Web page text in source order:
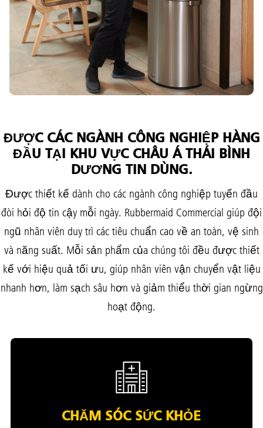
trường, với chất lượng bền lâu và thiết kế cổ điển,
hài hòa với thẩm mỹ của từng công trình.
ĐƯỢC CÁC NGÀNH CÔNG NGHIỆP HÀNG
ĐẦU TẠI KHU VỰC CHÂU Á THÁI BÌNH
DƯƠNG TIN DÙNG.
Được thiết kế dành cho các ngành công nghiệp tuyến đầu
đòi hỏi độ tin cậy mỗi ngày. Rubbermaid Commercial giúp đội
ngũ nhân viên duy trì các tiêu chuẩn cao về an toàn, vệ sinh
và năng suất. Mỗi sản phẩm của chúng tôi đều được thiết
kế với hiệu quả tối ưu, giúp nhân viên vận chuyển vật liệu
nhanh hơn, làm sạch sâu hơn và giảm thiểu thời gian ngừng
hoạt động.
CHĂM SÓC SỨC KHỎE